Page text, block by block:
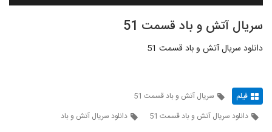
سریال آتش و باد قسمت 51
دانلود سریال آتش و باد قسمت 51
فیلم
سریال آتش و باد قسمت 51
دانلود سریال آتش و باد قسمت 51
دانلود سریال آتش و باد